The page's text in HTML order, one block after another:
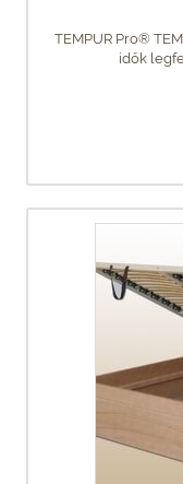
TEMPUR Pro®
idők